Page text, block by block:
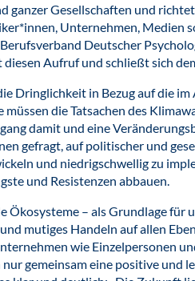
ganzer Gesellschaften und
Unternehmen, Medien
Deutscher
Aufruf und schließt sich
Dringlichkeit in Bezug auf die
die Tatsachen des
damit und eine
gefragt, auf politischer und
und niedrigschwellig zu
und Resistenzen abbauen.
Ökosysteme – als Grundlage für
mutiges Handeln auf allen
wie Einzelpersonen
gemeinsam eine positive und